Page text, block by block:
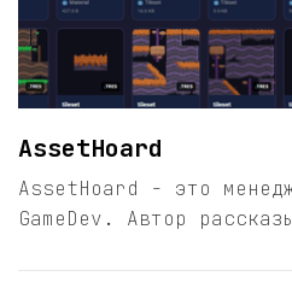
AssetHoard
AssetHoard - это
GameDev. Автор